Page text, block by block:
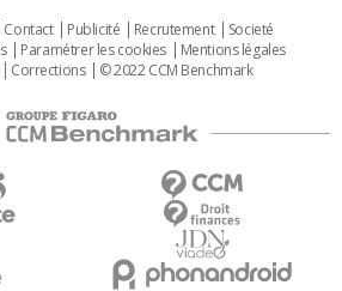
Contact Publicité Recrutement
Societé
Paramétrer les cookies
Mentions légales
Corrections © 2022 CCM Benchmark